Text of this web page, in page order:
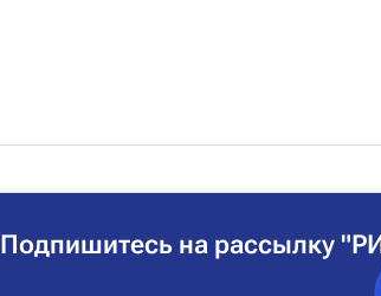
Подпишитесь на рассылку